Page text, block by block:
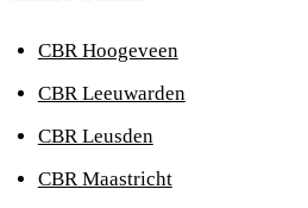
CBR Hoogeveen
CBR Leeuwarden
CBR Leusden
CBR Maastricht